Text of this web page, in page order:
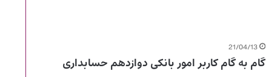
21/04/13
گام به گام کاربر امور بانکی دوازدهم حسابداری